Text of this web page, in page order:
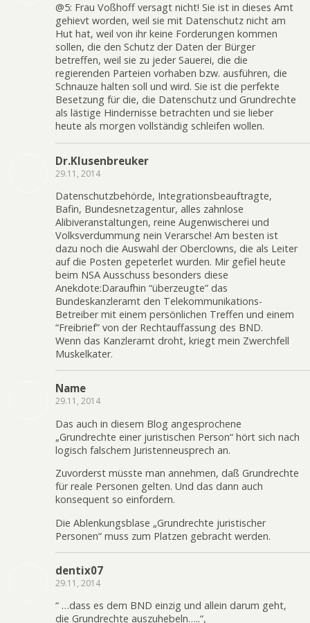
@5: Frau Voßhoff versagt nicht! Sie ist in dieses Amt
gehievt worden, weil sie mit Datenschutz nicht am
Hut hat, weil von ihr keine Forderungen kommen
sollen, die den Schutz der Daten der Bürger
betreffen, weil sie zu jeder Sauerei, die die
regierenden Parteien vorhaben bzw. ausführen, die
Schnauze halten soll und wird. Sie ist die perfekte
Besetzung für die, die Datenschutz und Grundrechte
als lästige Hindernisse betrachten und sie lieber
heute als morgen vollständig schleifen wollen.
Dr.Klusenbreuker
29.11, 2014
Datenschutzbehörde, Integrationsbeauftragte,
Bafin, Bundesnetzagentur, alles zahnlose
Alibiveranstaltungen, reine Augenwischerei und
Volksverdummung nein Verarsche! Am besten ist
dazu noch die Auswahl der Oberclowns, die als Leiter
auf die Posten gepeterlet wurden. Mir gefiel heute
beim NSA Ausschuss besonders diese
Anekdote:Daraufhin “überzeugte” das
Bundeskanzleramt den Telekommunikations-
Betreiber mit einem persönlichen Treffen und einem
“Freibrief” von der Rechtauffassung des BND.
Wenn das Kanzleramt droht, kriegt mein Zwerchfell
Muskelkater.
Name
29.11, 2014
Das auch in diesem Blog angesprochene
„Grundrechte einer juristischen Person“ hört sich nach
logisch falschem Juristenneusprech an.
Zuvorderst müsste man annehmen, daß Grundrechte
für reale Personen gelten. Und das dann auch
konsequent so einfordern.
Die Ablenkungsblase „Grundrechte juristischer
Personen“ muss zum Platzen gebracht werden.
dentix07
29.11, 2014
“ …dass es dem BND einzig und allein darum geht,
die Grundrechte auszuhebeln…..“,